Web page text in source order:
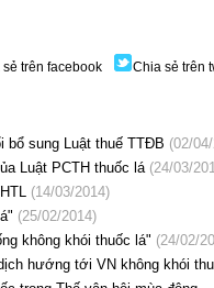
trên facebook Chia sẻ trên
bổ sung Luật thuế TTĐB (02/
Luật PCTH thuốc lá (24/03/
(14/03/2014)
(25/02/2014)
không khói thuốc lá" (24/02/
hướng tới VN không khói